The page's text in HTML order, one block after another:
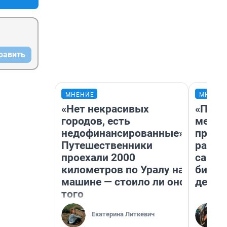
МНЕНИЕ
«Нет некрасивых
городов, есть
недофинансированные».
Путешественники
проехали 2000
километров по Уралу на
машине — стоило ли оно
того
Екатерина Литкевич